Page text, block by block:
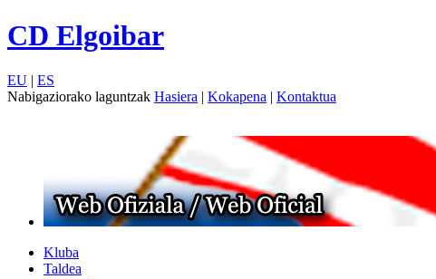
CD Elgoibar
EU | ES
Nabigaziorako laguntzak Hasiera | Kokapena | Kontaktua
Kluba
Taldea